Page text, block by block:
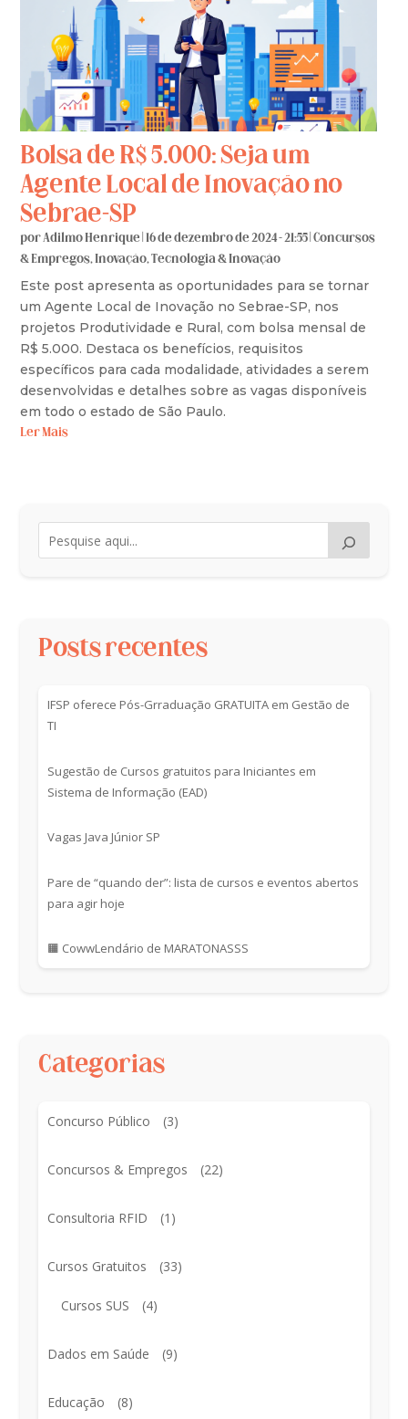
Bolsa de R$ 5.000: Seja um
Agente Local de Inovação no
Sebrae-SP
porAdilmo Henrique 16 de dezembro de 2024 - 21:55 |Concursos
& Empregos,Inovação,Tecnologia & Inovação
Este post apresenta as oportunidades para se tornar
um Agente Local de Inovação no Sebrae-SP, nos
projetos Produtividade e Rural, com bolsa mensal de
R$ 5.000. Destaca os benefícios, requisitos
específicos para cada modalidade, atividades a serem
desenvolvidas e detalhes sobre as vagas disponíveis
em todo o estado de São Paulo.
Ler Mais
Posts recentes
IFSP oferece Pós-Grraduação GRATUITA em Gestão de
TI
Sugestão de Cursos gratuitos para Iniciantes em
Sistema de Informação (EAD)
Vagas Java Júnior SP
Pare de “quando der”: lista de cursos e eventos abertos
para agir hoje
🟧 CowwLendário de MARATONASSS
Categorias
Concurso Público (3)
Concursos & Empregos (22)
Consultoria RFID (1)
Cursos Gratuitos (33)
Cursos SUS (4)
Dados em Saúde (9)
Educação (8)